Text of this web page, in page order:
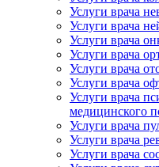
Услуги врача
Услуги врача
Услуги врача
Услуги врача
Услуги врача
Услуги врача
Услуги врача
медицинского
Услуги врача
Услуги врача
Услуги врача